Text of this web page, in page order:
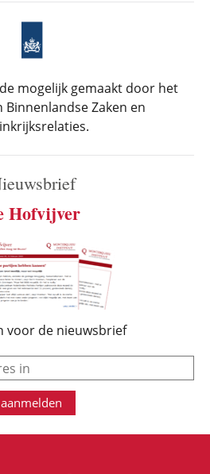
mogelijk gemaakt door het
Binnenlandse Zaken en
Hofvijver
voor de nieuwsbrief
e-mail
aanmelden